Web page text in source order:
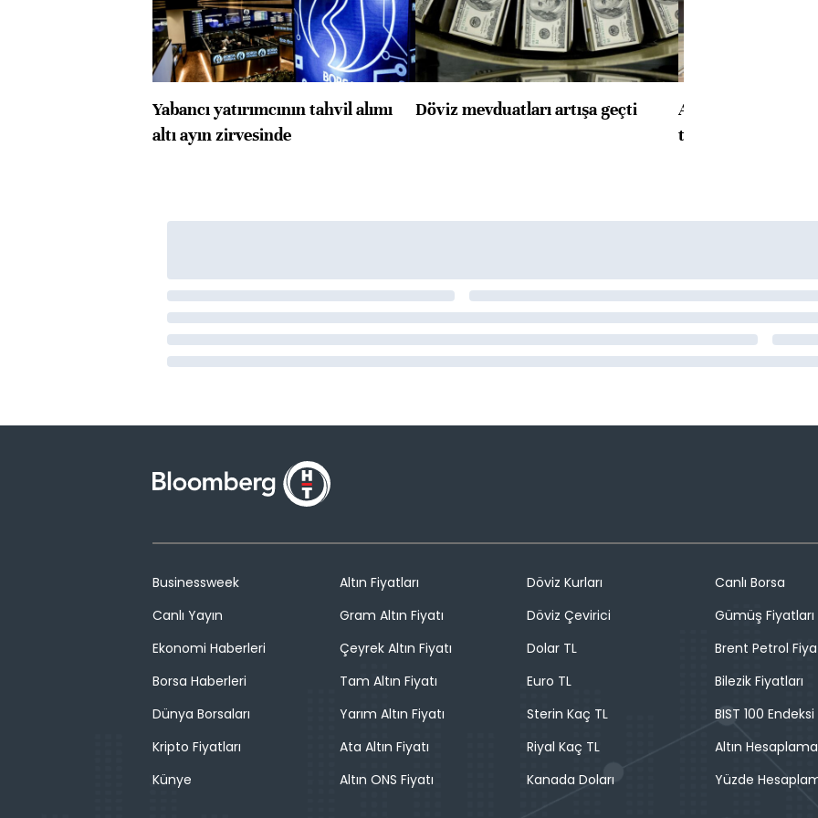
Yabancı yatırımcının tahvil alımı
altı ayın zirvesinde
Döviz mevduatları artışa geçti
ABD'de konut
toparlandı
Businessweek
Canlı Yayın
Ekonomi Haberleri
Borsa Haberleri
Dünya Borsaları
Kripto Fiyatları
Künye
Altın Fiyatları
Gram Altın Fiyatı
Çeyrek Altın Fiyatı
Tam Altın Fiyatı
Yarım Altın Fiyatı
Ata Altın Fiyatı
Altın ONS Fiyatı
Döviz Kurları
Döviz Çevirici
Dolar TL
Euro TL
Sterin Kaç TL
Riyal Kaç TL
Kanada Doları
Canlı Borsa
Gümüş Fiyatları
Brent Petrol
Bilezik Fiyatları
BIST 100 Endeksi
Altın Hesaplama
Yüzde